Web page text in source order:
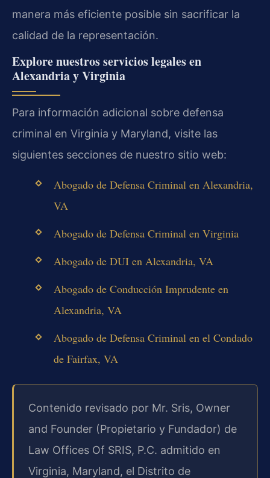
manera más eficiente posible sin sacrificar la
calidad de la representación.
Explore nuestros servicios legales en
Alexandria y Virginia
Para información adicional sobre defensa
criminal en Virginia y Maryland, visite las
siguientes secciones de nuestro sitio web:
Abogado de Defensa Criminal en Alexandria,
VA
Abogado de Defensa Criminal en Virginia
Abogado de DUI en Alexandria, VA
Abogado de Conducción Imprudente en
Alexandria, VA
Abogado de Defensa Criminal en el Condado
de Fairfax, VA
Contenido revisado por Mr. Sris, Owner
and Founder (Propietario y Fundador) de
Law Offices Of SRIS, P.C. admitido en
Virginia, Maryland, el Distrito de